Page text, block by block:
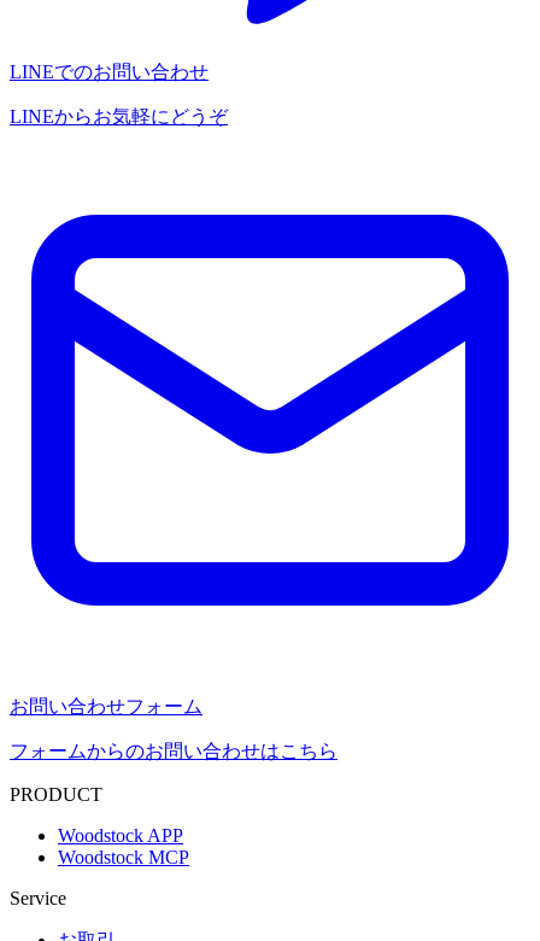
LINEでのお問い合わせ
LINEからお気軽にどうぞ
お問い合わせフォーム
フォームからのお問い合わせはこちら
PRODUCT
Woodstock APP
Woodstock MCP
Service